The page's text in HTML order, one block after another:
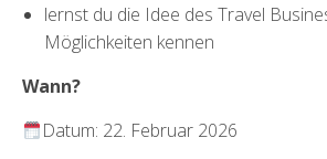
lernst du die Idee des Travel
Möglichkeiten kennen
Wann?
Datum: 22. Februar 2026